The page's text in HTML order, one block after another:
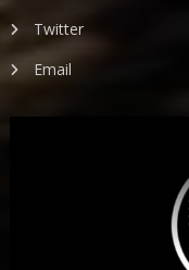
Twitter
Email